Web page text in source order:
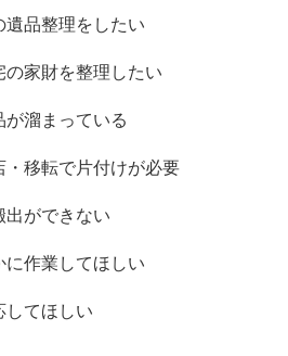
遺品整理をしたい
の家財を整理したい
溜まっている
・移転で片付けが必要
出ができない
作業してほしい
してほしい